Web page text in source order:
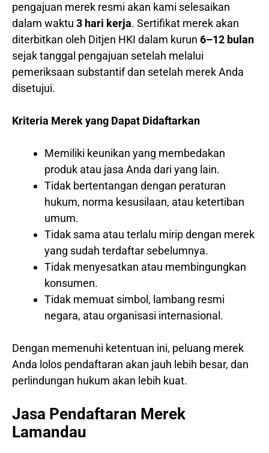
pengajuan merek resmi akan kami selesaikan
dalam waktu 3 hari kerja. Sertifikat merek akan
diterbitkan oleh Ditjen HKI dalam kurun 6–12 bulan
sejak tanggal pengajuan setelah melalui
pemeriksaan substantif dan setelah merek Anda
disetujui.
Kriteria Merek yang Dapat Didaftarkan
Memiliki keunikan yang membedakan
produk atau jasa Anda dari yang lain.
Tidak bertentangan dengan peraturan
hukum, norma kesusilaan, atau ketertiban
umum.
Tidak sama atau terlalu mirip dengan merek
yang sudah terdaftar sebelumnya.
Tidak menyesatkan atau membingungkan
konsumen.
Tidak memuat simbol, lambang resmi
negara, atau organisasi internasional.
Dengan memenuhi ketentuan ini, peluang merek
Anda lolos pendaftaran akan jauh lebih besar, dan
perlindungan hukum akan lebih kuat.
Jasa Pendaftaran Merek
Lamandau